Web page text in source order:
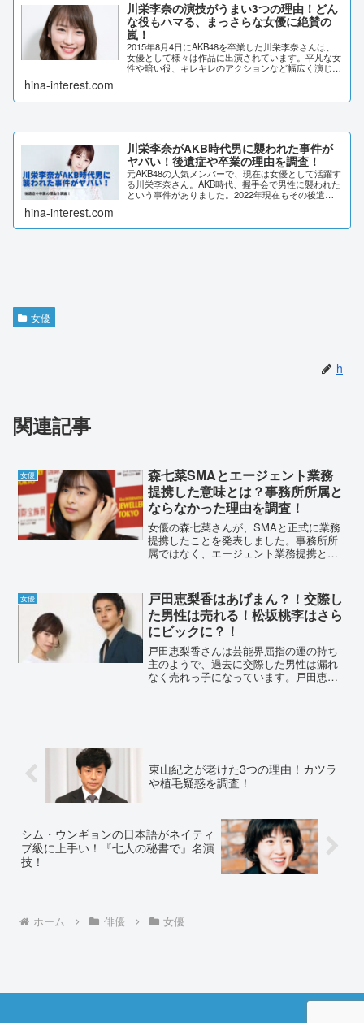
川栄李奈の演技がうまい3つの理由！どん
な役もハマる、まっさらな女優に絶賛の
嵐！
2015年8月4日にAKB48を卒業した川栄李奈さんは、
女優として様々は作品に出演されています。平凡な女
性や暗い役、キレキレのアクションなど幅広く演じて
hina-interest.com
川栄李奈がAKB時代男に襲われた事件が
ヤバい！後遺症や卒業の理由を調査！
元AKB48の人気メンバーで、現在は女優として活躍す
る川栄李奈さん。AKB時代、握手会で男性に襲われた
という事件がありました。2022年現在もその後遺症
hina-interest.com
女優
h
関連記事
女優
森七菜SMAとエージェント業務
提携した意味とは？事務所所属と
ならなかった理由を調査！
女優の森七菜さんが、SMAと正式に業務
提携したことを発表しました。事務所所
属ではなく、エージェント業務提携とは
ジェント業務提携した意味とは？女優の
森七菜さんが2021...
女優
戸田恵梨香はあげまん？！交際し
た男性は売れる！松坂桃李はさら
にビックに？！
戸田恵梨香さんは芸能界屈指の運の持ち
主のようで、過去に交際した男性は漏れ
なく売れっ子になっています。戸田恵梨
東山紀之が老けた3つの理由！カツラ
や植毛疑惑を調査！
シム・ウンギョンの日本語がネイティ
ブ級に上手い！『七人の秘書で』名演
技！
ホーム 俳優 女優